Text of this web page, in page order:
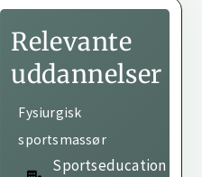
Relevante
uddannelser
Fysiurgisk
sportsmassør
Sportseducation